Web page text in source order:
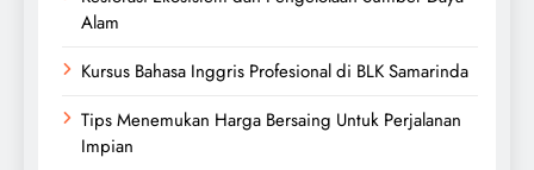
Alam
Kursus Bahasa Inggris Profesional di BLK Samarinda
Tips Menemukan Harga Bersaing Untuk Perjalanan
Impian